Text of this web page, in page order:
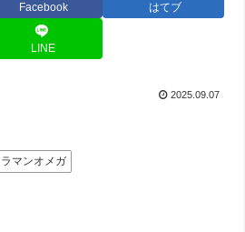
Facebook はてブ
LINE
2025.09.07
マンオメガ